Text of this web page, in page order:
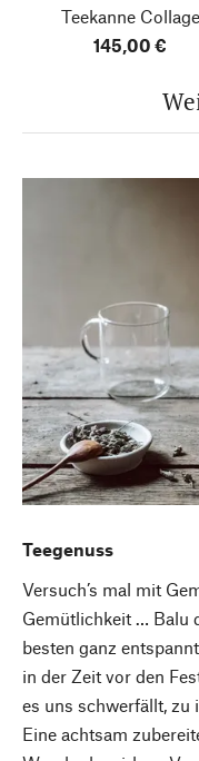
Teekanne Collage
145,00 €
Teegenuss
Versuch’s mal mit
Gemütlichkeit … Balu
besten ganz
in der Zeit vor den
es uns schwerfällt, zu
Eine achtsam